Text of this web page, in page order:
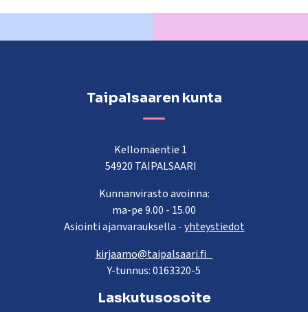
Taipalsaaren kunta
Kellomäentie 1
54920 TAIPALSAARI
Kunnanvirasto avoinna:
ma-pe 9.00 - 15.00
Asiointi ajanvarauksella -yhteystiedot
kirjaamo@taipalsaari.fi
Y-tunnus: 0163320-5
Laskutusosoite